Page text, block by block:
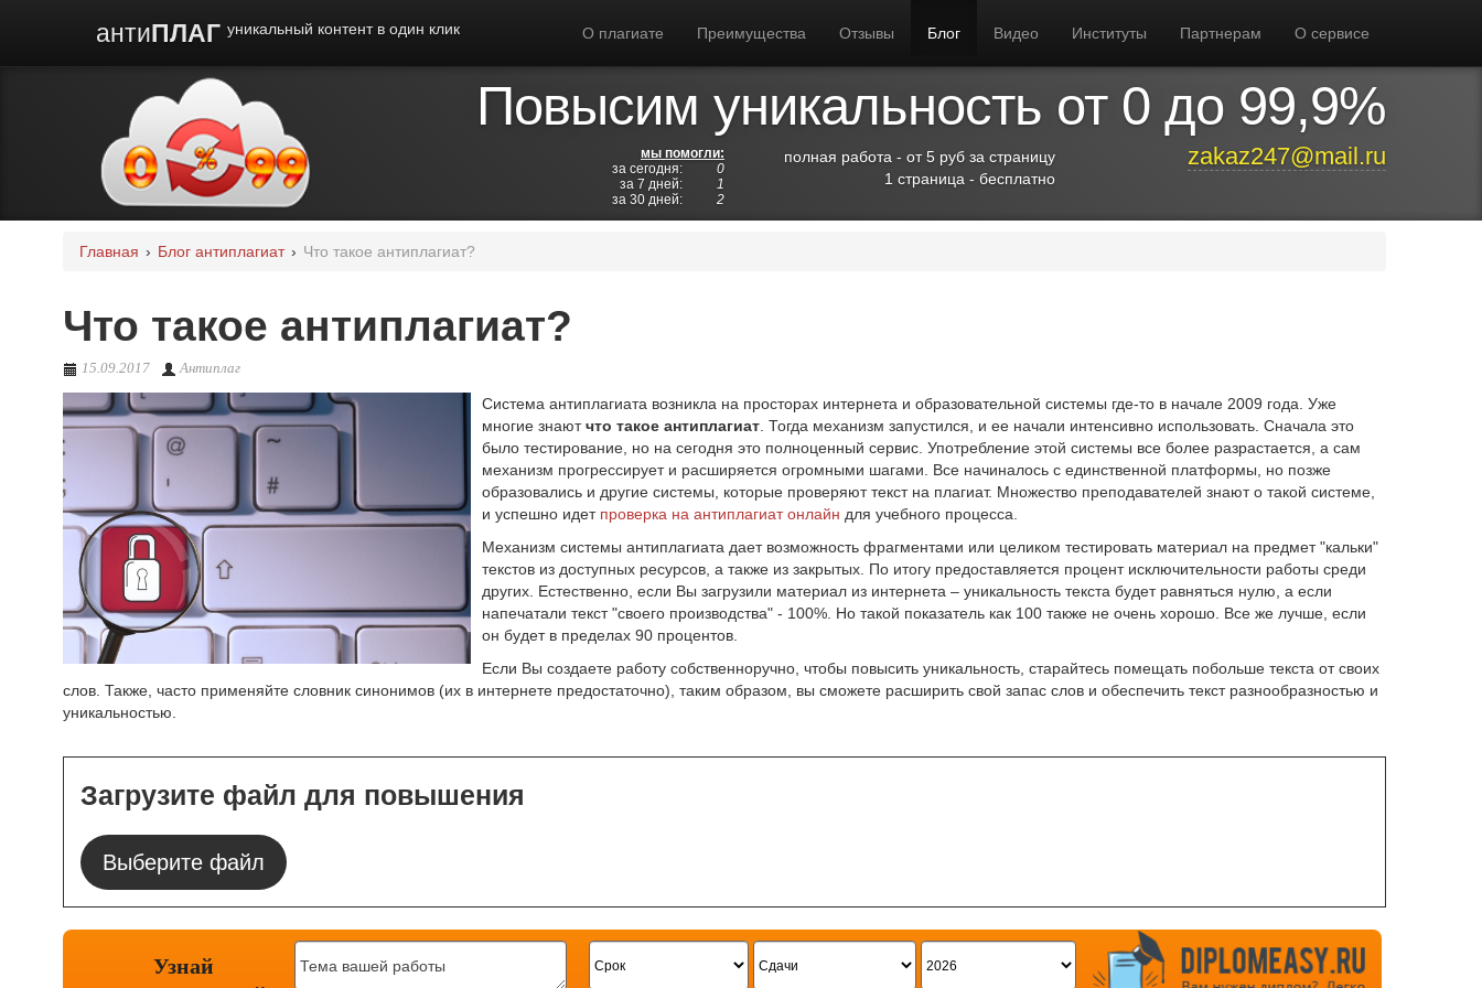
антиПЛАГ уникальный контент в один клик О плагиате Преимущества Отзывы Блог Видео Институты Партнерам О сервисе
Повысим уникальность от 0 до 99,9%
мы помогли:
за сегодня:
0
за 7 дней:
1
за 30 дней:
2
полная работа - от 5 руб за страницу
1 страница - бесплатно
zakaz247@mail.ru
Главная › Блог антиплагиат › Что такое антиплагиат?
Что такое антиплагиат?
15.09.2017 Антиплаг
Система антиплагиата возникла на просторах интернета и образовательной системы где-то в начале 2009 года. Уже
многие знаютчто такое антиплагиат . Тогда механизм запустился, и ее начали интенсивно использовать. Сначала это
было тестирование, но на сегодня это полноценный сервис. Употребление этой системы все более разрастается, а сам
механизм прогрессирует и расширяется огромными шагами. Все начиналось с единственной платформы, но позже
образовались и другие системы, которые проверяют текст на плагиат. Множество преподавателей знают о такой системе,
и успешно идет проверка на антиплагиат онлайн для учебного процесса.
Механизм системы антиплагиата дает возможность фрагментами или целиком тестировать материал на предмет "кальки"
текстов из доступных ресурсов, а также из закрытых. По итогу предоставляется процент исключительности работы среди
других. Естественно, если Вы загрузили материал из интернета – уникальность текста будет равняться нулю, а если
напечатали текст "своего производства" - 100%. Но такой показатель как 100 также не очень хорошо. Все же лучше, если
он будет в пределах 90 процентов.
Если Вы создаете работу собственноручно, чтобы повысить уникальность, старайтесь помещать побольше текста от своих
слов. Также, часто применяйте словник синонимов (их в интернете предостаточно), таким образом, вы сможете расширить свой запас слов и обеспечить текст разнообразностью и
уникальностью.
Загрузите файл для повышения
Выберите файл
Узнай